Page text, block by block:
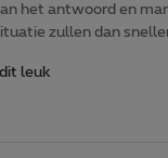
het antwoord en
zullen dan
leuk